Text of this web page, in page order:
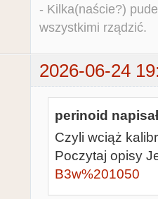
- Kilka(naście?)
wszystkimi rządzić.
2026-06-24
perinoid
Czyli wciąż
Poczytaj opisy
B3w%201050